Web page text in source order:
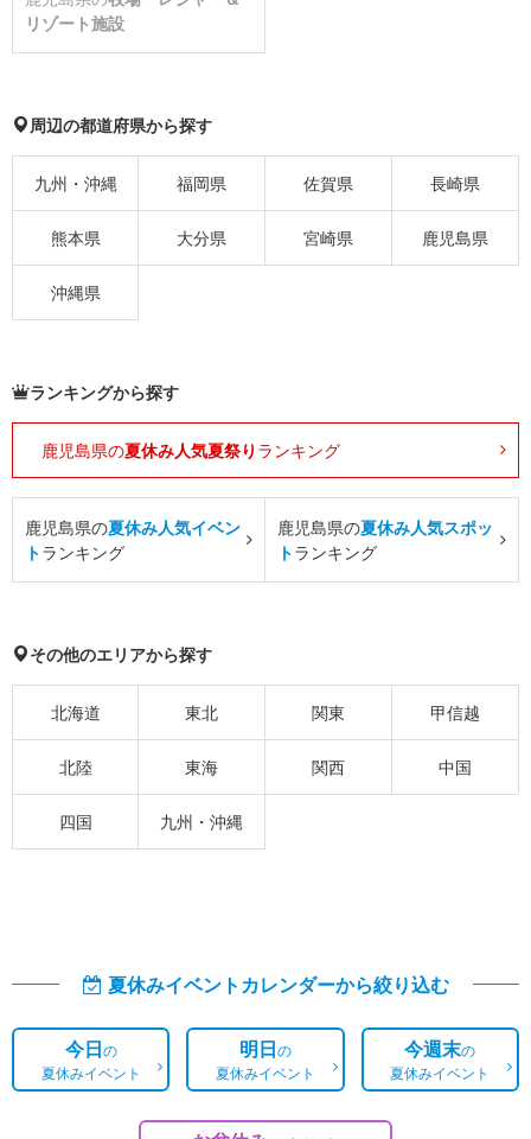
リゾート施設
周辺の都道府県から探す
九州・沖縄 福岡県 佐賀県 長崎県
熊本県 大分県 宮崎県 鹿児島県
沖縄県
ランキングから探す
鹿児島県の夏休み人気夏祭り ランキング
鹿児島県の夏休み人気イベン
トランキング
鹿児島県の夏休み人気スポッ
トランキング
その他のエリアから探す
北海道 東北 関東 甲信越
北陸 東海 関西 中国
四国 九州・沖縄
夏休みイベントカレンダーから絞り込む
今日の
夏休みイベント
明日の
夏休みイベント
今週末の
夏休みイベント